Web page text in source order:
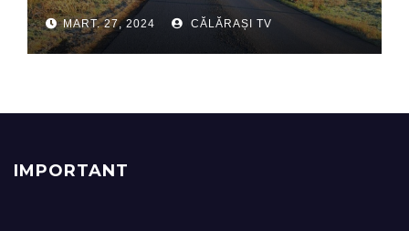
MART. 27, 2024 CĂLĂRAȘI TV
IMPORTANT